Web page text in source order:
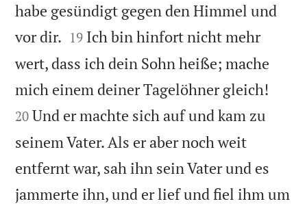
habe gesündigt gegen den Himmel und
vor dir. 

19 Ich bin hinfort nicht mehr
wert, dass ich dein Sohn heiße; mache
mich einem deiner Tagelöhner gleich!
20 Und er machte sich auf und kam zu
seinem Vater. Als er aber noch weit
entfernt war, sah ihn sein Vater und es
jammerte ihn, und er lief und fiel ihm um